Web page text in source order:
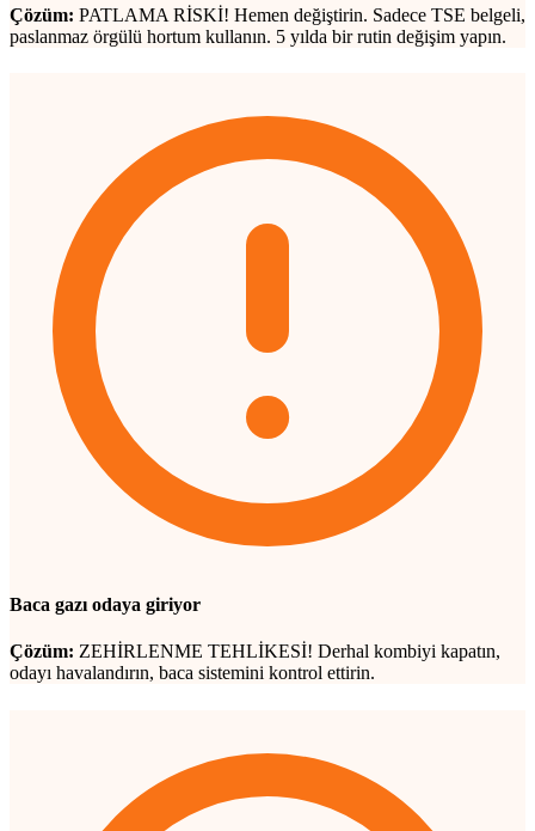
Çözüm: PATLAMA RİSKİ! Hemen değiştirin. Sadece TSE belgeli,
paslanmaz örgülü hortum kullanın. 5 yılda bir rutin değişim yapın.
Baca gazı odaya giriyor
Çözüm: ZEHİRLENME TEHLİKESİ! Derhal kombiyi kapatın,
odayı havalandırın, baca sistemini kontrol ettirin.